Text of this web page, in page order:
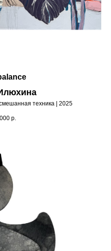
техника | 2025
р.